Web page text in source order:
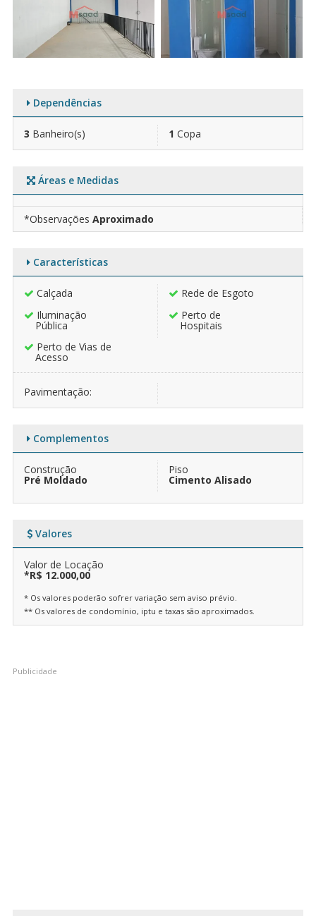
Dependências
3 Banheiro(s) 1 Copa
Áreas e Medidas
*Observações Aproximado
Características
Calçada
Rede de Esgoto
Iluminação
Pública
Perto de
Hospitais
Perto de Vias de
Acesso
Pavimentação:
Complementos
Construção
Pré Moldado
Piso
Cimento Alisado
Valores
Valor de Locação
*R$ 12.000,00
* Os valores poderão sofrer variação sem aviso prévio.
** Os valores de condomínio, iptu e taxas são aproximados.